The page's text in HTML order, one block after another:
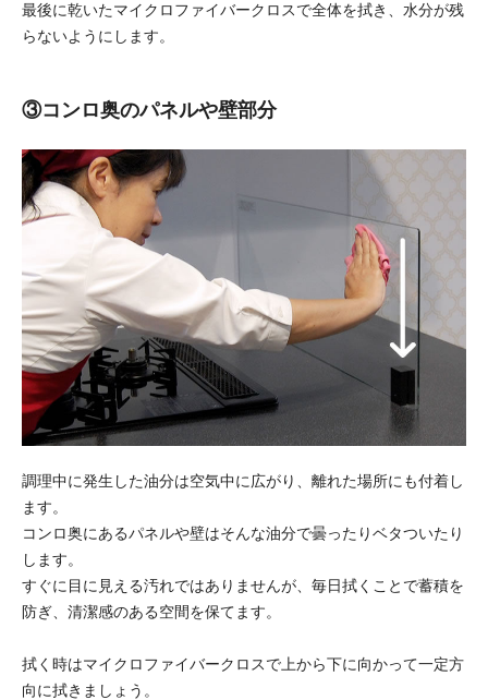
最後に乾いたマイクロファイバークロスで全体を拭き、水分が残
らないようにします。
③コンロ奥のパネルや壁部分
調理中に発生した油分は空気中に広がり、離れた場所にも付着し
ます。
コンロ奥にあるパネルや壁はそんな油分で曇ったりベタついたり
します。
すぐに目に見える汚れではありませんが、毎日拭くことで蓄積を
防ぎ、清潔感のある空間を保てます。
拭く時はマイクロファイバークロスで上から下に向かって一定方
向に拭きましょう。